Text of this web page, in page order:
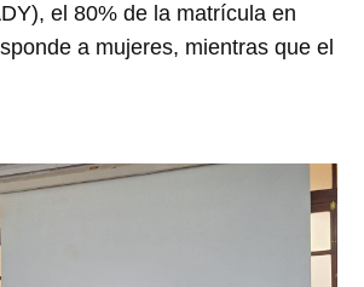
el 80% de la matrícula en
a mujeres, mientras que el